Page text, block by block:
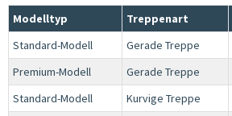
Modelltyp Treppenart
Standard-Modell
Gerade Treppe
Premium-Modell
Gerade Treppe
Standard-Modell
Kurvige Treppe